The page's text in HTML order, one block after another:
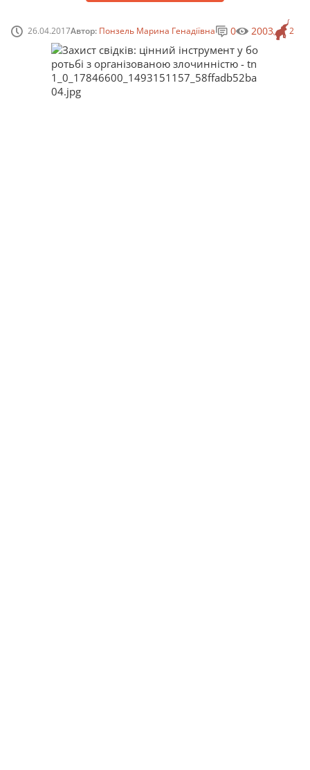
26.04.2017Автор: Понзель Марина Генадіївна 2
0 2003